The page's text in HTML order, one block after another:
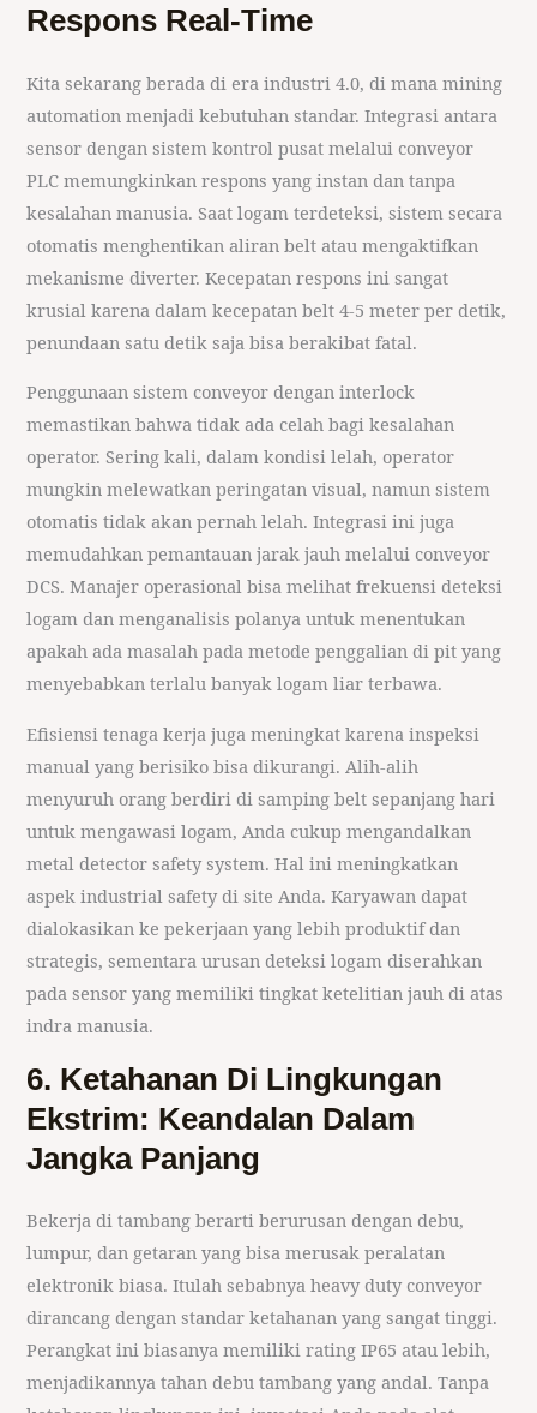
Respons Real-Time
Kita sekarang berada di era industri 4.0, di mana mining
automation menjadi kebutuhan standar. Integrasi antara
sensor dengan sistem kontrol pusat melalui conveyor
PLC memungkinkan respons yang instan dan tanpa
kesalahan manusia. Saat logam terdeteksi, sistem secara
otomatis menghentikan aliran belt atau mengaktifkan
mekanisme diverter. Kecepatan respons ini sangat
krusial karena dalam kecepatan belt 4-5 meter per detik,
penundaan satu detik saja bisa berakibat fatal.
Penggunaan sistem conveyor dengan interlock
memastikan bahwa tidak ada celah bagi kesalahan
operator. Sering kali, dalam kondisi lelah, operator
mungkin melewatkan peringatan visual, namun sistem
otomatis tidak akan pernah lelah. Integrasi ini juga
memudahkan pemantauan jarak jauh melalui conveyor
DCS. Manajer operasional bisa melihat frekuensi deteksi
logam dan menganalisis polanya untuk menentukan
apakah ada masalah pada metode penggalian di pit yang
menyebabkan terlalu banyak logam liar terbawa.
Efisiensi tenaga kerja juga meningkat karena inspeksi
manual yang berisiko bisa dikurangi. Alih-alih
menyuruh orang berdiri di samping belt sepanjang hari
untuk mengawasi logam, Anda cukup mengandalkan
metal detector safety system. Hal ini meningkatkan
aspek industrial safety di site Anda. Karyawan dapat
dialokasikan ke pekerjaan yang lebih produktif dan
strategis, sementara urusan deteksi logam diserahkan
pada sensor yang memiliki tingkat ketelitian jauh di atas
indra manusia.
6. Ketahanan Di Lingkungan
Ekstrim: Keandalan Dalam
Jangka Panjang
Bekerja di tambang berarti berurusan dengan debu,
lumpur, dan getaran yang bisa merusak peralatan
elektronik biasa. Itulah sebabnya heavy duty conveyor
dirancang dengan standar ketahanan yang sangat tinggi.
Perangkat ini biasanya memiliki rating IP65 atau lebih,
menjadikannya tahan debu tambang yang andal. Tanpa